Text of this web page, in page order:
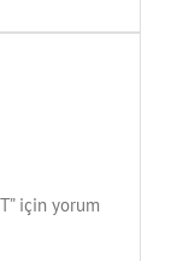
için yorum